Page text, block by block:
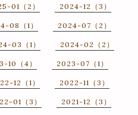
01（2） 2024-12（3）
08（1） 2024-07（2）
03（1） 2024-02（2）
10（4） 2023-07（1）
12（1） 2022-11（3）
01（3） 2021-12（3）